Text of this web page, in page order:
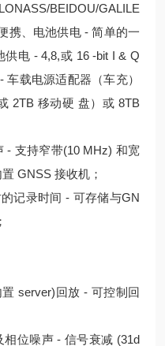
BEIDOU/GALILE
携、电池供电 - 简单的一
电 - 4,8,或 16 -bit I & Q
载电源适配器（车充）
2TB 移动硬 盘）或 8TB
- 支持窄带(10 MHz) 和宽
GNSS 接收机；
记录时间 - 可存储与GN
server)回放 - 可控制回
位噪声 - 信号衰减 (31d